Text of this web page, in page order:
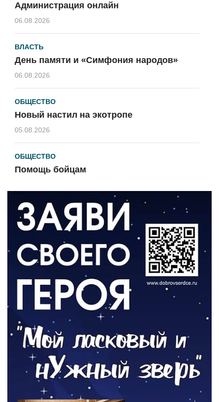
Администрация онлайн
06.08.2026
ВЛАСТЬ
День памяти и «Симфония народов»
06.08.2026
ОБЩЕСТВО
Новый настил на экотропе
05.08.2026
ОБЩЕСТВО
Помощь бойцам
ВЛАСТЬ
«Второй старт» для ветеранов СВО
РАЗЪЯСНЯЕМ
Контракт с новой выплатой
05.08.2026